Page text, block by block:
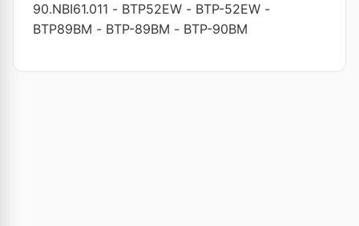
90.NBI61.011 - BTP52EW - BTP-52EW -
BTP89BM - BTP-89BM - BTP-90BM